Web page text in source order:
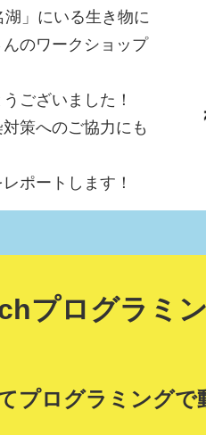
」にいる生き物に
のワークショップ
ございました！
策へのご協力にも
ポートします！
プログラミ
プログラミングで